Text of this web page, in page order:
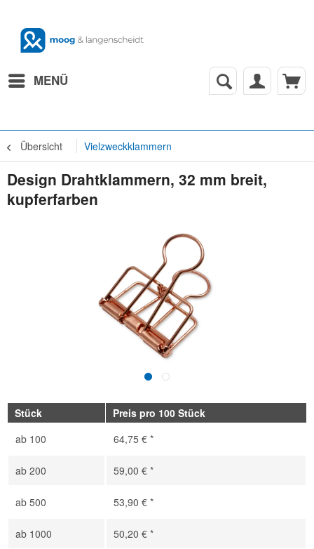
MENÜ
Übersicht Vielzweckklammern
Design Drahtklammern, 32 mm breit,
kupferfarben
Stück
Preis pro 100 Stück
ab 100 64,75 € *
ab 200 59,00 € *
ab 500 53,90 € *
ab 1000 50,20 € *